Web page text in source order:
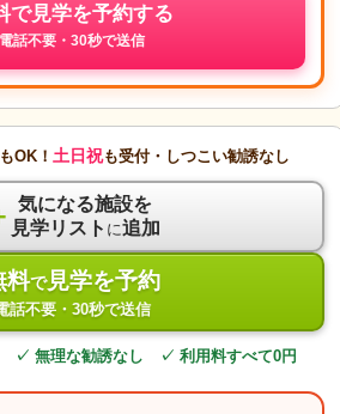
で見学を予約する
電話不要・30秒で送信
OK！ 土日祝も受付・しつこい勧誘なし
気になる施設を
見学リスト に追加
料で見学を予約
話不要・30秒で送信
✓ 無理な勧誘なし ✓ 利用料すべて0円